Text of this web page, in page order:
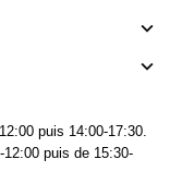
puis 14:00-17:30.
12:00 puis de 15:30-